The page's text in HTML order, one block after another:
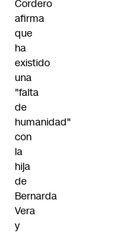
Cordero
afirma
que
ha
existido
una
"falta
de
humanidad"
con
la
hija
de
Bernarda
Vera
y